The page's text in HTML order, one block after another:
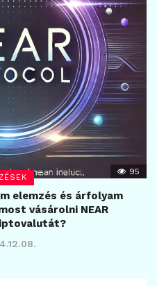
95
elemzés és árfolyam
vásárolni NEAR